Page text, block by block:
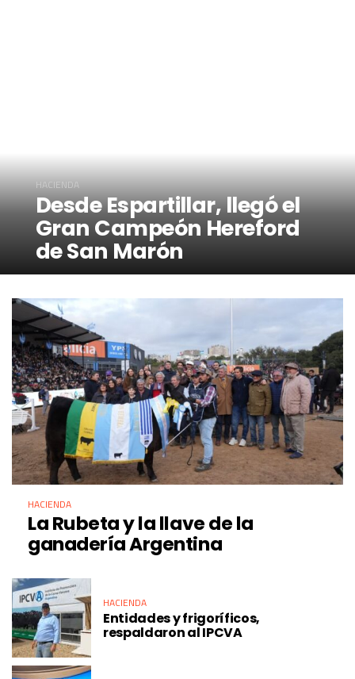
HACIENDA
Desde Espartillar, llegó el
Gran Campeón Hereford
de San Marón
HACIENDA
La Rubeta y la llave de la
ganadería Argentina
HACIENDA
Entidades y frigoríficos,
respaldaron al IPCVA